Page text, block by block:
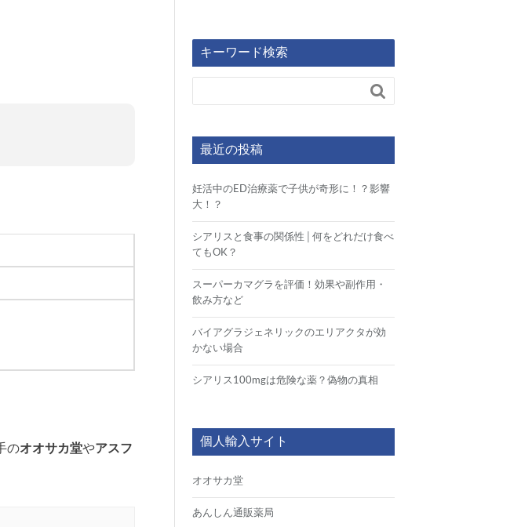
のオオサカ堂やアスフ
キーワード検索

最近の投稿
妊活中のED治療薬で子供が奇形に！？影響
大！？
シアリスと食事の関係性│何をどれだけ食べ
てもOK？
スーパーカマグラを評価！効果や副作用・
飲み方など
バイアグラジェネリックのエリアクタが効
かない場合
シアリス100mgは危険な薬？偽物の真相
個人輸入サイト
オオサカ堂
あんしん通販薬局